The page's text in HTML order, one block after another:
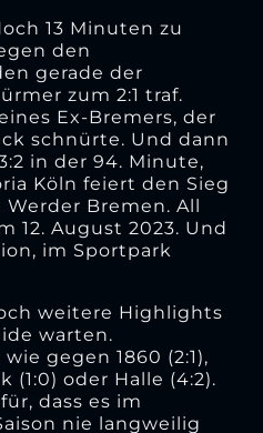
13 Minuten zu
den
gerade der
zum 2:1 traf.
Ex-Bremers, der
schnürte. Und dann
in der 94. Minute,
Köln feiert den Sieg
Bremen. All
12. August 2023. Und
im Sportpark
weitere Highlights
warten.
gegen 1860 (2:1),
(1:0) oder Halle (4:2).
dass es im
nie langweilig